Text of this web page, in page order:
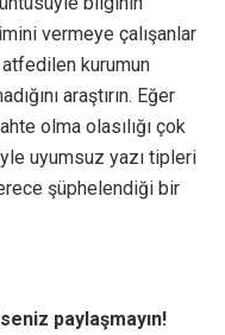
vermeye çalışanlar
kurumun
araştırın. Eğer
olma olasılığı çok
uyumsuz yazı tipleri
şüphelendiği bir
paylaşmayın!